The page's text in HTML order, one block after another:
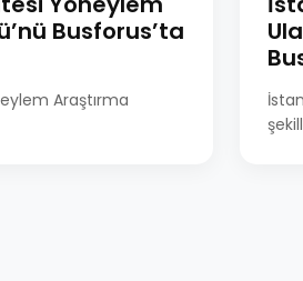
Busforus’ta
Araştırma